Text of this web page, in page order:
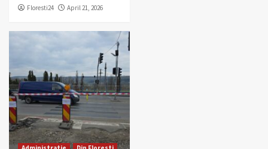
Floresti24 April 21, 2026